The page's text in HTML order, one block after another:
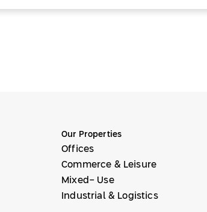
Our Properties
Offices
Commerce & Leisure
Mixed- Use
Industrial & Logistics